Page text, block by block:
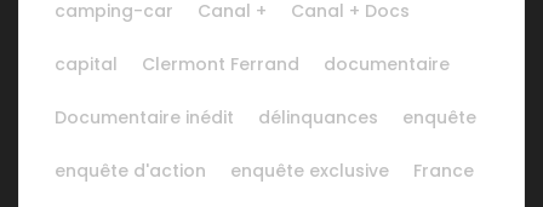
camping-car Canal + Canal + Docs
capital Clermont Ferrand documentaire
Documentaire inédit délinquances enquête
enquête d'action enquête exclusive France